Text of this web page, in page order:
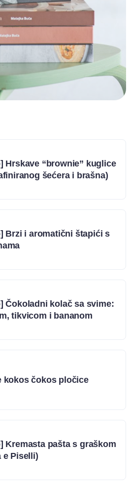
Hrskave “brownie” kuglice
šećera i brašna)
Brzi i aromatični štapići s
Čokoladni kolač sa svime:
tikvicom i bananom
kokos čokos pločice
Kremasta pašta s graškom
e Piselli)